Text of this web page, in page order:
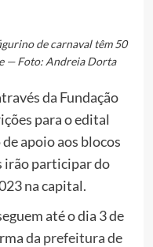
de carnaval têm 50
— Foto: Andreia Dorta
da Fundação
para o edital
apoio aos blocos
irão participar do
na capital.
até o dia 3 de
da prefeitura de